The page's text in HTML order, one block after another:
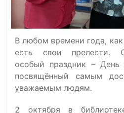
В любом времени года,
есть свои прелести.
особый праздник – День
посвящённый самым
уважаемым людям.
2 октября в